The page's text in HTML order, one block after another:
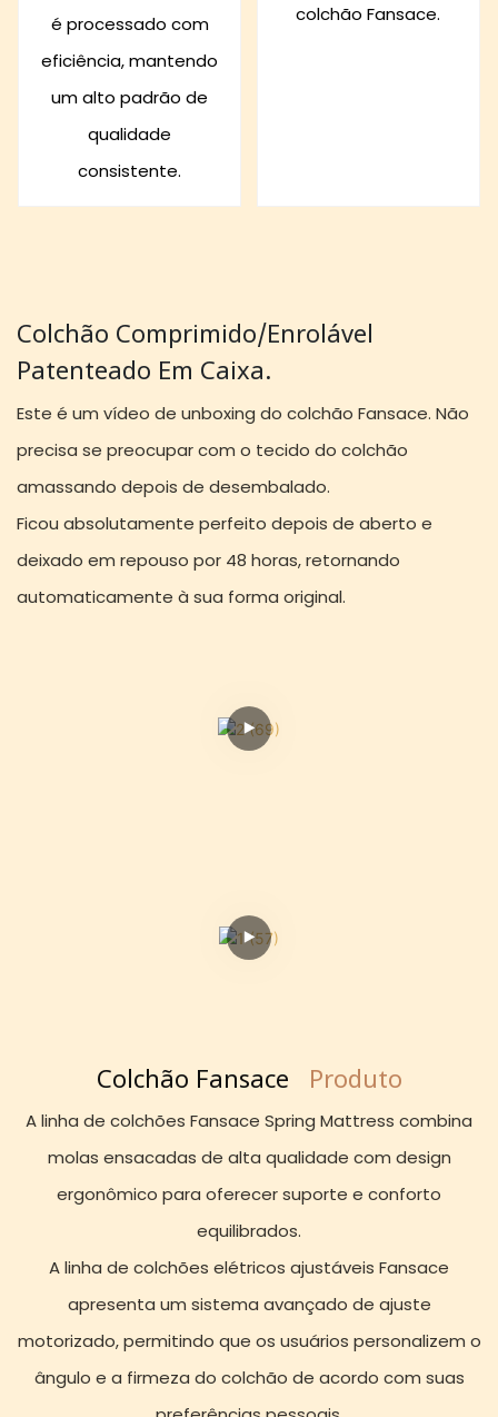
é processado com
eficiência, mantendo
um alto padrão de
qualidade
consistente.
colchão Fansace.
Colchão Comprimido/enrolável
Patenteado Em Caixa.
Este é um vídeo de unboxing do colchão Fansace. Não
precisa se preocupar com o tecido do colchão
amassando depois de desembalado.
Ficou absolutamente perfeito depois de aberto e
deixado em repouso por 48 horas, retornando
automaticamente à sua forma original.
Colchão Fansace Produto
A linha de colchões Fansace Spring Mattress combina
molas ensacadas de alta qualidade com design
ergonômico para oferecer suporte e conforto
equilibrados.
A linha de colchões elétricos ajustáveis ​​Fansace
apresenta um sistema avançado de ajuste
motorizado, permitindo que os usuários personalizem o
ângulo e a firmeza do colchão de acordo com suas